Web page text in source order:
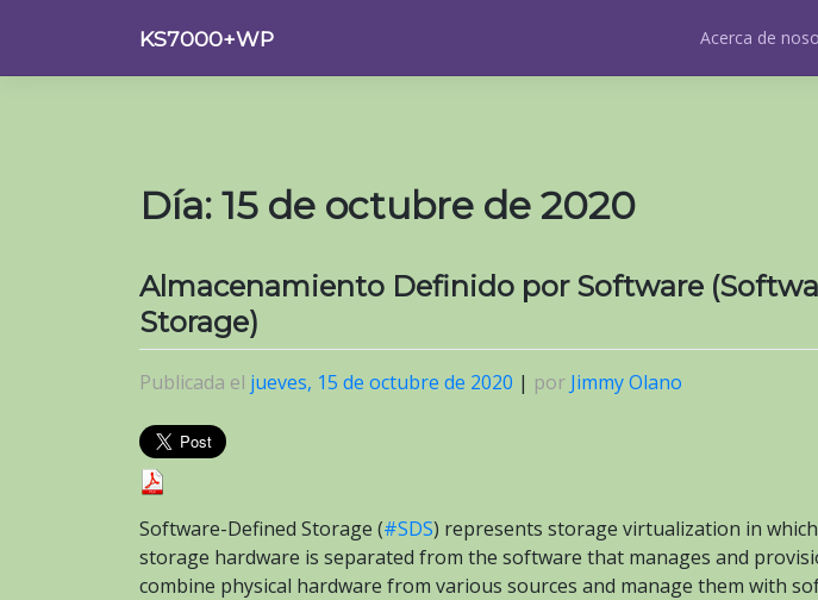
contenido
KS7000+WP Acerca de
Día: 15 de octubre de 2020
Almacenamiento Definido por Software
Storage)
Publicada el jueves, 15 de octubre de 2020 | por Jimmy Olano
Software-Defined Storage (#SDS) represents storage virtualization in
storage hardware is separated from the software that manages and
combine physical hardware from various sources and manage them with